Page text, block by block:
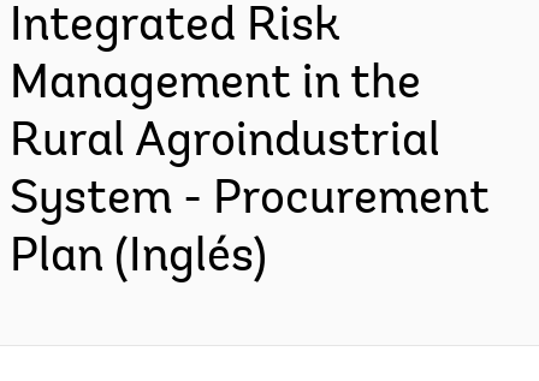
Integrated Risk
Management in the
Rural Agroindustrial
System - Procurement
Plan (Inglés)